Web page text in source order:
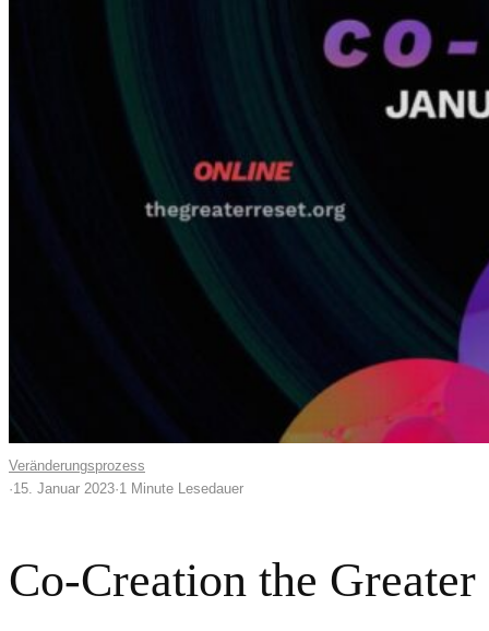
Veränderungsprozess
·15. Januar 2023·1 Minute Lesedauer
Co-Creation the Greater